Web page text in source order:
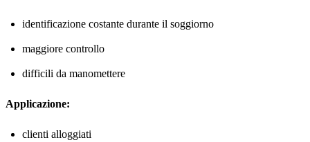
identificazione costante durante il soggiorno
maggiore controllo
difficili da manomettere
Applicazione:
clienti alloggiati